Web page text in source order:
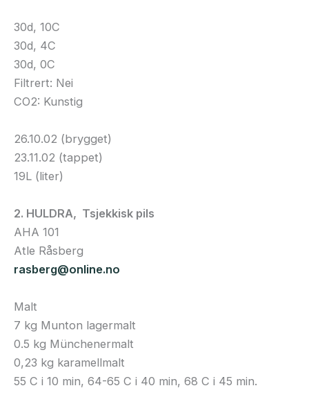
30d, 10C
30d, 4C
30d, 0C
Filtrert: Nei
CO2: Kunstig
26.10.02 (brygget)
23.11.02 (tappet)
19L (liter)
2. HULDRA, Tsjekkisk pils
AHA 101
Atle Råsberg
rasberg@online.no
Malt
7 kg Munton lagermalt
0.5 kg Münchenermalt
0,23 kg karamellmalt
55 C i 10 min, 64-65 C i 40 min, 68 C i 45 min.